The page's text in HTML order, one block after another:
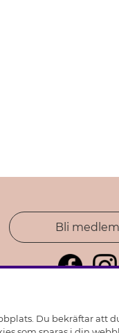
Bli medlem
Du bekräftar att